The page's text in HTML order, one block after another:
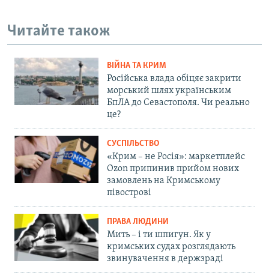
Читайте також
ВІЙНА ТА КРИМ
Російська влада обіцяє закрити
морський шлях українським
БпЛА до Севастополя. Чи реально
це?
СУСПІЛЬСТВО
«Крим – не Росія»: маркетплейс
Ozon припинив прийом нових
замовлень на Кримському
півострові
ПРАВА ЛЮДИНИ
Мить – і ти шпигун. Як у
кримських судах розглядають
звинувачення в держзраді